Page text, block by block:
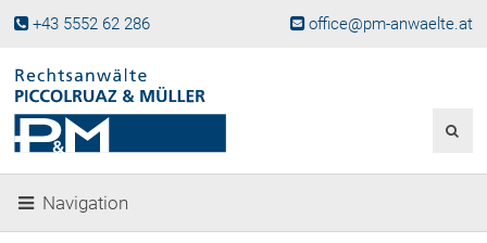
+43 5552 62 286 office@pm-anwaelte.at
Fachgebiete
Gesellschaftsgründung &
Beteiligungen
Navigation